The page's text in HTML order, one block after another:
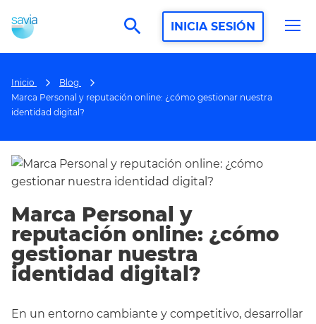
search INICIA SESIÓN
Inicio
Blog
Marca Personal y reputación online: ¿cómo gestionar nuestra
identidad digital?
Marca Personal y
reputación online: ¿cómo
gestionar nuestra
identidad digital?
En un entorno cambiante y competitivo, desarrollar